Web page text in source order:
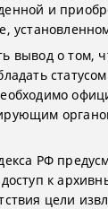
и
вывод о том,
РФ
к
цели